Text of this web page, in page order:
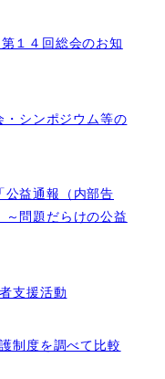
１４回総会のお知
シンポジウム等の
益通報（内部告
問題だらけの公益
支援活動
制度を調べて比較